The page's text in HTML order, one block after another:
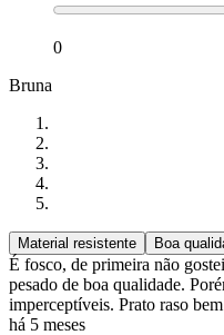
0
Bruna
Material resistente Boa
É fosco, de primeira não
pesado de boa qualidade.
imperceptíveis. Prato raso
há 5 meses